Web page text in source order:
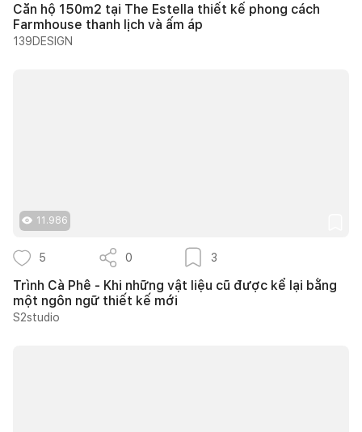
Căn hộ 150m2 tại The Estella thiết kế phong cách
Farmhouse thanh lịch và ấm áp
139DESIGN
11.986
5 0 3
Trình Cà Phê - Khi những vật liệu cũ được kể lại bằng
một ngôn ngữ thiết kế mới
S2studio